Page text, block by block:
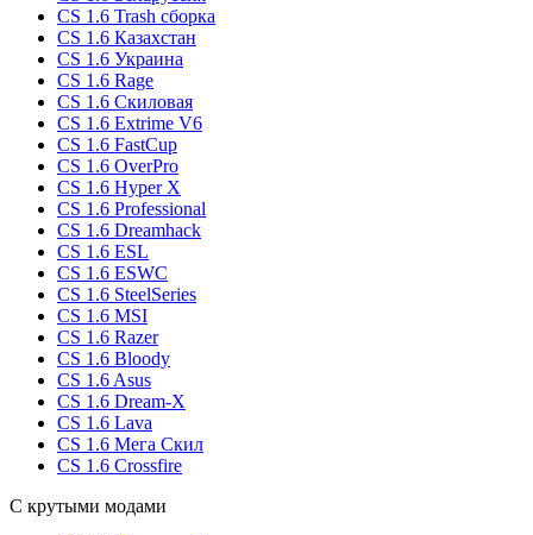
CS 1.6 Trash сборка
CS 1.6 Казахстан
CS 1.6 Украина
CS 1.6 Rage
CS 1.6 Скиловая
CS 1.6 Extrime V6
CS 1.6 FastCup
CS 1.6 OverPro
CS 1.6 Hyper X
CS 1.6 Professional
CS 1.6 Dreamhack
CS 1.6 ESL
CS 1.6 ESWC
CS 1.6 SteelSeries
CS 1.6 MSI
CS 1.6 Razer
CS 1.6 Bloody
CS 1.6 Asus
CS 1.6 Dream-X
CS 1.6 Lava
CS 1.6 Мега Скил
CS 1.6 Crossfire
С крутыми модами